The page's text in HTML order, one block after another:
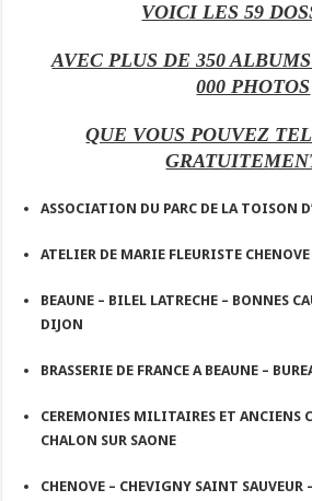
VOICI LES 59
AVEC PLUS DE 350
000 PHOTOS
QUE VOUS POUVEZ
ASSOCIATION DU PARC DE LA TOISON
ATELIER DE MARIE FLEURISTE CHENOVE
BEAUNE – BILEL LATRECHE – BONNES
DIJON
BRASSERIE DE FRANCE A BEAUNE –
CEREMONIES MILITAIRES ET ANCIENS
CHALON SUR SAONE
CHENOVE – CHEVIGNY SAINT SAUVEUR